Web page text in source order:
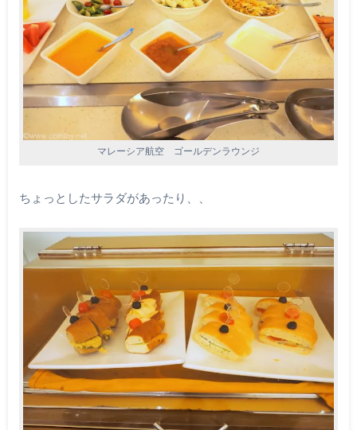
マレーシア航空 ゴールデンラウンジ
ちょっとしたサラダがあったり、、